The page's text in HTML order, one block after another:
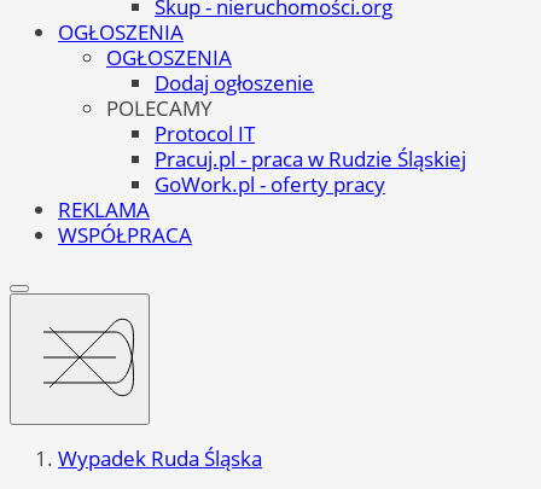
Skup - nieruchomości.org
OGŁOSZENIA
OGŁOSZENIA
Dodaj ogłoszenie
POLECAMY
Protocol IT
Pracuj.pl - praca w Rudzie Śląskiej
GoWork.pl - oferty pracy
REKLAMA
WSPÓŁPRACA
Wypadek Ruda Śląska